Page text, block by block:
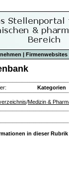
| Firmenwebsites
Kategorien
/Medizin &
in dieser